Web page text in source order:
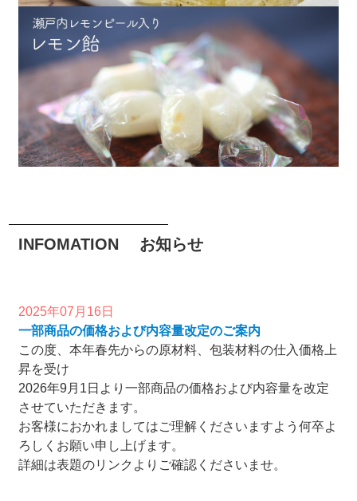
INFOMATION お知らせ
2025年07月16日
一部商品の価格および内容量改定のご案内
この度、本年春先からの原材料、包装材料の仕入価格上
昇を受け
2026年9月1日より一部商品の価格および内容量を改定
させていただきます。
お客様におかれましてはご理解くださいますよう何卒よ
ろしくお願い申し上げます。
詳細は表題のリンクよりご確認くださいませ。